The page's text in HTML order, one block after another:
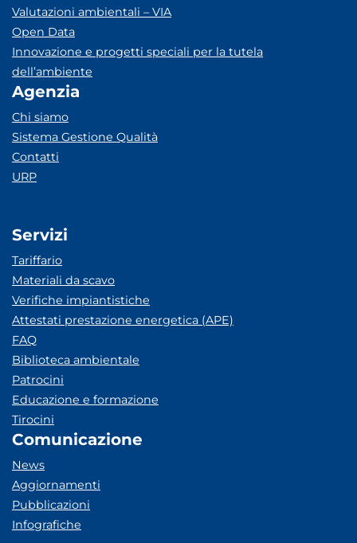
Valutazioni ambientali – VIA
Open Data
Innovazione e progetti speciali per la tutela
dell’ambiente
Agenzia
Chi siamo
Sistema Gestione Qualità
Contatti
URP
Servizi
Tariffario
Materiali da scavo
Verifiche impiantistiche
Attestati prestazione energetica (APE)
FAQ
Biblioteca ambientale
Patrocini
Educazione e formazione
Tirocini
Comunicazione
News
Aggiornamenti
Pubblicazioni
Infografiche